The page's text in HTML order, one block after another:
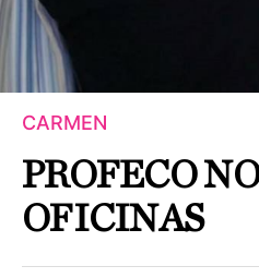
CARMEN
PROFECO
OFICINAS